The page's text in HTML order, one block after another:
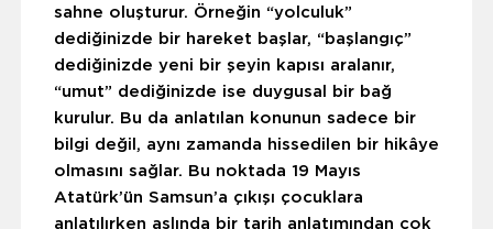
sahne oluşturur. Örneğin “yolculuk”
dediğinizde bir hareket başlar, “başlangıç”
dediğinizde yeni bir şeyin kapısı aralanır,
“umut” dediğinizde ise duygusal bir bağ
kurulur. Bu da anlatılan konunun sadece bir
bilgi değil, aynı zamanda hissedilen bir hikâye
olmasını sağlar. Bu noktada 19 Mayıs
Atatürk’ün Samsun’a çıkışı çocuklara
anlatılırken aslında bir tarih anlatımından çok